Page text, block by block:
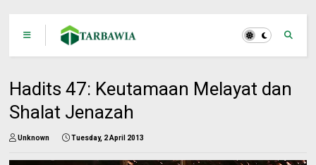
Hadits 47: Keutamaan Melayat dan
Shalat Jenazah
Unknown Tuesday, 2 April 2013